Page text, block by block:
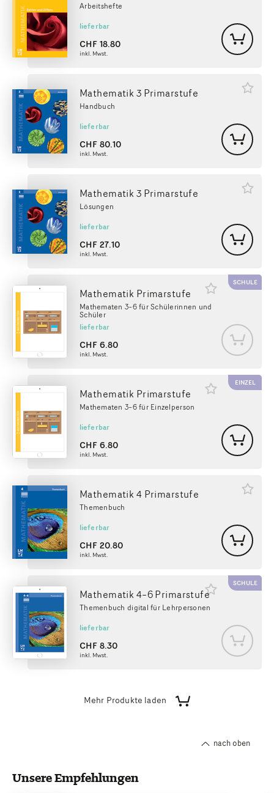
Arbeitshefte
lieferbar
CHF18.80
inkl. Mwst.
Mathematik 3 Primarstufe
Handbuch
lieferbar
CHF80.10
inkl. Mwst.
Mathematik 3 Primarstufe
Lösungen
lieferbar
CHF27.10
inkl. Mwst.
SCHULE
Mathematik Primarstufe
Mathematen 3–6 für Schülerinnen und
Schüler
lieferbar
CHF6.80
inkl. Mwst.
EINZEL
Mathematik Primarstufe
Mathematen 3–6 für Einzelperson
lieferbar
CHF6.80
inkl. Mwst.
Mathematik 4 Primarstufe
Themenbuch
lieferbar
CHF20.80
inkl. Mwst.
SCHULE
Mathematik 4–6 Primarstufe
Themenbuch digital für Lehrpersonen
lieferbar
CHF8.30
inkl. Mwst.
Mehr Produkte laden
nach oben
Unsere Empfehlungen